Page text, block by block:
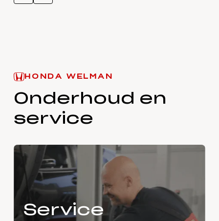
HONDA WELMAN
Onderhoud en
service
Service